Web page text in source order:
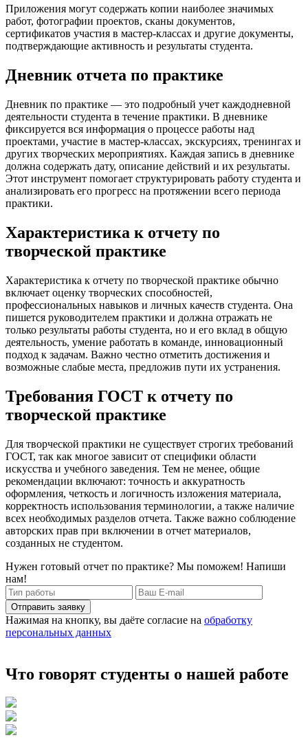
Приложения могут содержать копии наиболее значимых
работ, фотографии проектов, сканы документов,
сертификатов участия в мастер-классах и другие документы,
подтверждающие активность и результаты студента.
Дневник отчета по практике
Дневник по практике — это подробный учет каждодневной
деятельности студента в течение практики. В дневнике
фиксируется вся информация о процессе работы над
проектами, участие в мастер-классах, экскурсиях, тренингах и
других творческих мероприятиях. Каждая запись в дневнике
должна содержать дату, описание действий и их результаты.
Этот инструмент помогает структурировать работу студента и
анализировать его прогресс на протяжении всего периода
практики.
Характеристика к отчету по
творческой практике
Характеристика к отчету по творческой практике обычно
включает оценку творческих способностей,
профессиональных навыков и личных качеств студента. Она
пишется руководителем практики и должна отражать не
только результаты работы студента, но и его вклад в общую
деятельность, умение работать в команде, инновационный
подход к задачам. Важно честно отметить достижения и
возможные слабые места, предложив пути их устранения.
Требования ГОСТ к отчету по
творческой практике
Для творческой практики не существует строгих требований
ГОСТ, так как многое зависит от специфики области
искусства и учебного заведения. Тем не менее, общие
рекомендации включают: точность и аккуратность
оформления, четкость и логичность изложения материала,
корректность использования терминологии, а также наличие
всех необходимых разделов отчета. Также важно соблюдение
авторских прав при включении в отчет материалов,
созданных не студентом.
Нужен готовый отчет по практике? Мы поможем! Напиши
нам!
Отправить заявку
Нажимая на кнопку, вы даёте согласие на обработку
персональных данных
Что говорят студенты о нашей работе